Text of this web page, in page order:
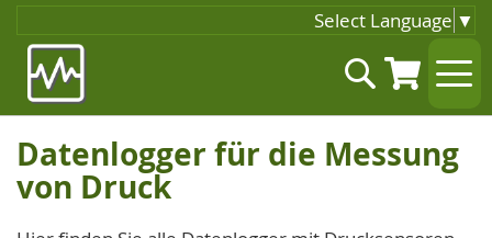
Select Language ▼
Inhalt
springen
Suche
Datenlogger für die Messung
von Druck